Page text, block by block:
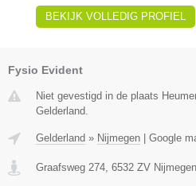
BEKIJK VOLLEDIG PROFIEL
Fysio Evident
Niet gevestigd in de plaats
Gelderland.
Gelderland » Nijmegen | Google
Graafsweg 274 6532 ZV Nijmegen